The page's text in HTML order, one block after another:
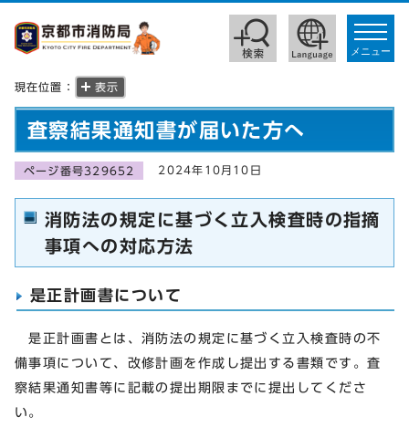
toggle
メニュー
現在位置： 表示
査察結果通知書が届いた方へ
ページ番号329652 2024年10月10日
消防法の規定に基づく立入検査時の指摘
事項への対応方法
是正計画書について
是正計画書とは、消防法の規定に基づく立入検査時の不
備事項について、改修計画を作成し提出する書類です。査
察結果通知書等に記載の提出期限までに提出してくださ
い。